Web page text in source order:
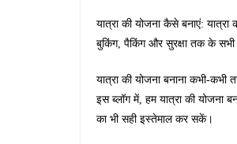
यात्रा की योजना कैसे बनाएं:
बुकिंग, पैकिंग और सुरक्षा तक के सभी
यात्रा की योजना बनाना कभी-
इस ब्लॉग में, हम यात्रा की
का भी सही इस्तेमाल कर सकें।